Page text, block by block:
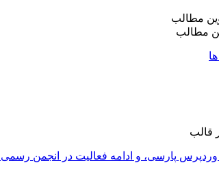
مطالب
مطالب
قالب
پارسی، و ادامه فعالیت در انجمن